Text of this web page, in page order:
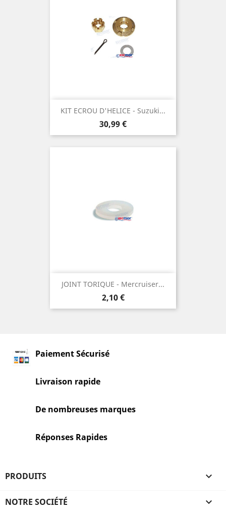
KIT ECROU D'HELICE - Suzuki...
Prix
30,99 €
JOINT TORIQUE - Mercruiser...
Prix
2,10 €
Paiement Sécurisé
Livraison rapide
De nombreuses marques
Réponses Rapides
PRODUITS 
NOTRE SOCIÉTÉ 